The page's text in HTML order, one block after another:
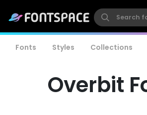
Fonts Styles Collections
Overbit